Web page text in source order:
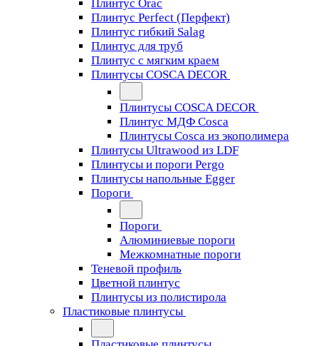
Плинтус Orac
Плинтус Perfect (Перфект)
Плинтус гибкий Salag
Плинтус для труб
Плинтус с мягким краем
Плинтусы COSCA DECOR
Плинтусы COSCA DECOR
Плинтус МДФ Cosca
Плинтусы Cosca из экополимера
Плинтусы Ultrawood из LDF
Плинтусы и пороги Pergo
Плинтусы напольные Egger
Пороги
Пороги
Алюминиевые пороги
Межкомнатные пороги
Теневой профиль
Цветной плинтус
Плинтусы из полистирола
Пластиковые плинтусы